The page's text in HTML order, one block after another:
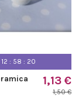
12 :58 :18
1,13 €
1,50 €